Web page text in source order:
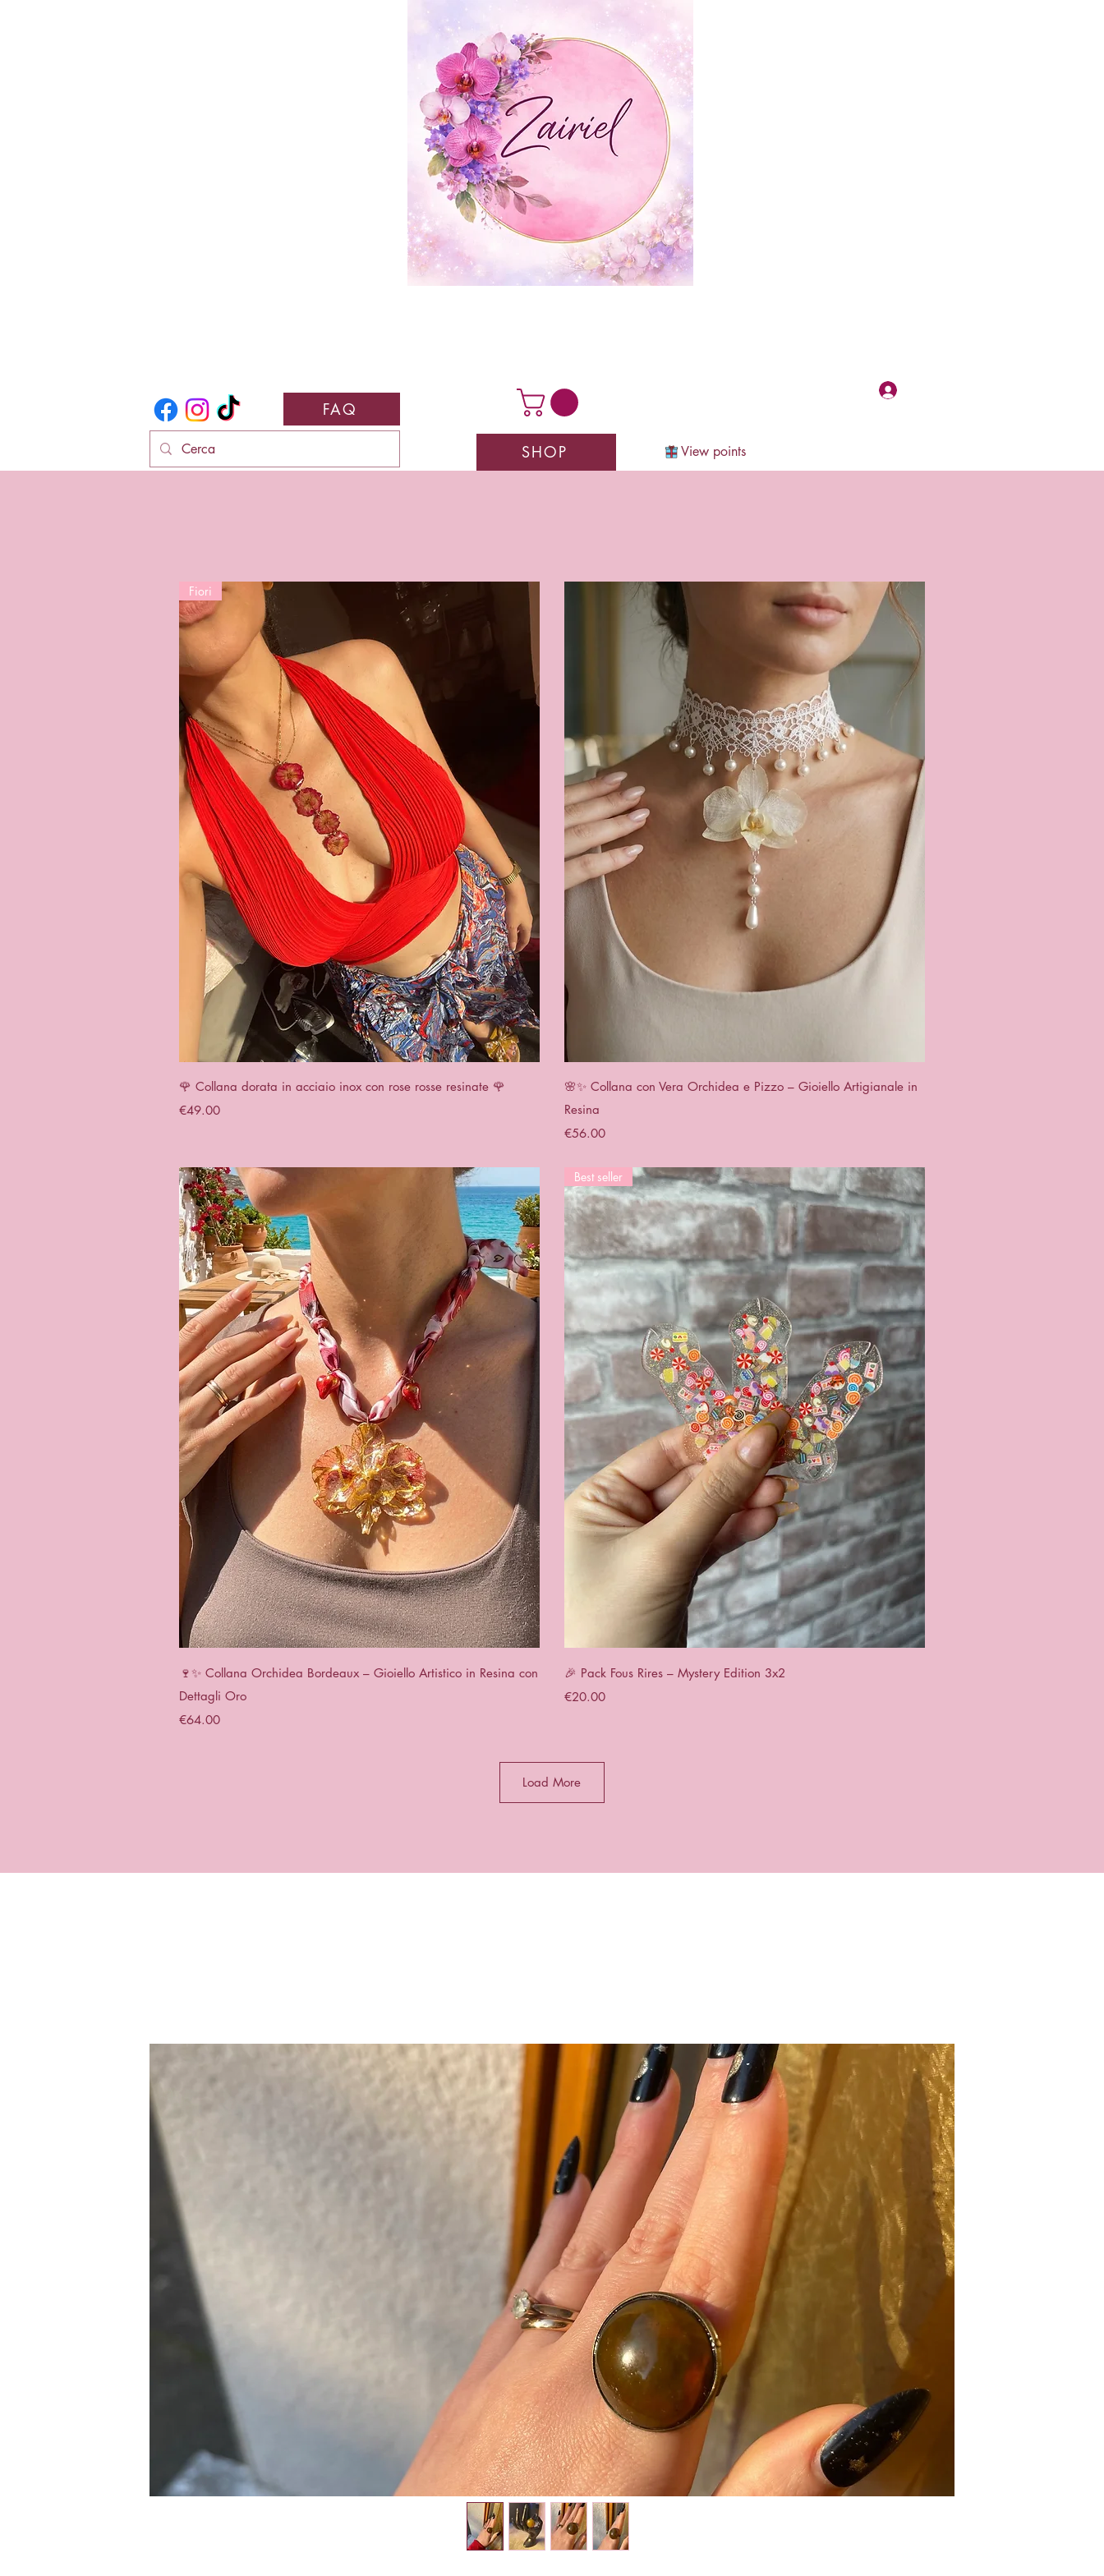
FAQ
SHOP View points
Quick View
Fiori
🌹 Collana dorata in acciaio inox con rose rosse resinate 🌹
Price
€49.00
Quick View
🌸✨ Collana con Vera Orchidea e Pizzo – Gioiello Artigianale in
Resina
Price
€56.00
Quick View
🍷✨ Collana Orchidea Bordeaux – Gioiello Artistico in Resina con
Dettagli Oro
Price
€64.00
Quick View
Best seller
🎉 Pack Fous Rires – Mystery Edition 3x2
Price
€20.00
Load More